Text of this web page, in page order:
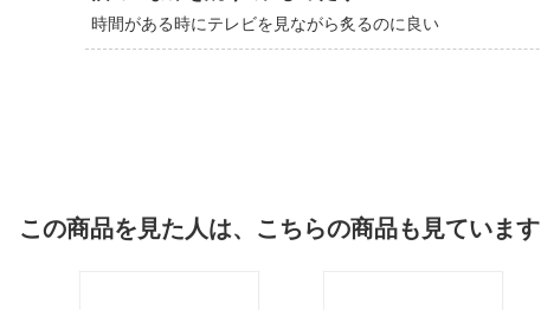
時間がある時にテレビを見ながら炙るのに良い
この商品を見た人は、こちらの商品も見ています